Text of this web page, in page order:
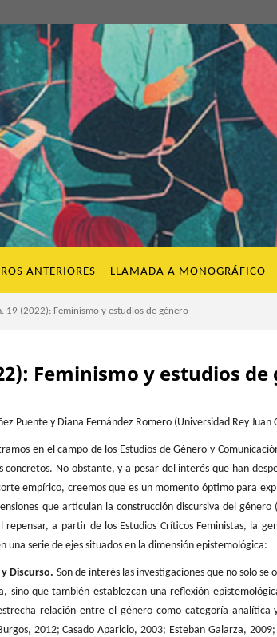
ANTERIORES LLAMADA A MONOGRÁFICO
19 (2022): Feminismo y estudios de género
Feminismo y estudios de
Puente y Diana Fernández Romero (Universidad Rey Juan
en el campo de los Estudios de Género y
concretos. No obstante, y a pesar del interés que han
empírico, creemos que es un momento óptimo para
que articulan la construcción discursiva del
repensar, a partir de los Estudios Críticos Feministas, la
una serie de ejes situados en la dimensión epistemológica:
Discurso. Son de interés las investigaciones que no solo
sino que también establezcan una reflexión
relación entre el género como categoría analítica
2012; Casado Aparicio, 2003; Esteban Galarza,